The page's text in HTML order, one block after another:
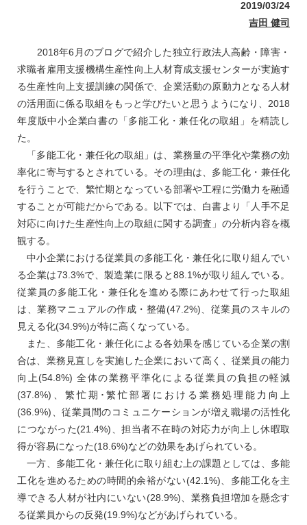
2019/03/24
吉田 健司
2018年6月のブログで紹介した独立行政法人高齢・障害・
求職者雇用支援機構生産性向上人材育成支援センターが実施す
る生産性向上支援訓練の関係で、企業活動の原動力となる人材
の活用面に係る取組をもっと学びたいと思うようになり、2018
年度版中小企業白書の「多能工化・兼任化の取組」を精読し
た。
「多能工化・兼任化の取組」は、業務量の平準化や業務の効
率化に寄与するとされている。その理由は、多能工化・兼任化
を行うことで、繁忙期となっている部署や工程に労働力を融通
することが可能だからである。以下では、白書より「人手不足
対応に向けた生産性向上の取組に関する調査」の分析内容を概
観する。
中小企業における従業員の多能工化・兼任化に取り組んでい
る企業は73.3%で、製造業に限ると88.1%が取り組んでいる。
従業員の多能工化・兼任化を進める際にあわせて行った取組
は、業務マニュアルの作成・整備(47.2%)、従業員のスキルの
見える化(34.9%)が特に高くなっている。
また、多能工化・兼任化による各効果を感じている企業の割
合は、業務見直しを実施した企業において高く、従業員の能力
向上(54.8%) 全体の業務平準化による従業員の負担の軽減
(37.8%)、繁忙期･繁忙部署における業務処理能力向上
(36.9%)、従業員間のコミュニケーションが増え職場の活性化
につながった(21.4%)、担当者不在時の対応力が向上し休暇取
得が容易になった(18.6%)などの効果をあげられている。
一方、多能工化・兼任化に取り組む上の課題としては、多能
工化を進めるための時間的余裕がない(42.1%)、多能工化を主
導できる人材が社内にいない(28.9%)、業務負担増加を懸念す
る従業員からの反発(19.9%)などがあげられている。